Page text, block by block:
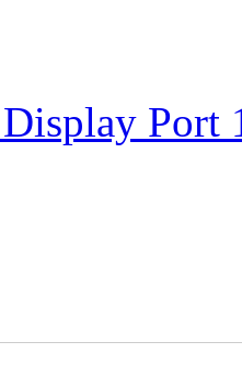
Port